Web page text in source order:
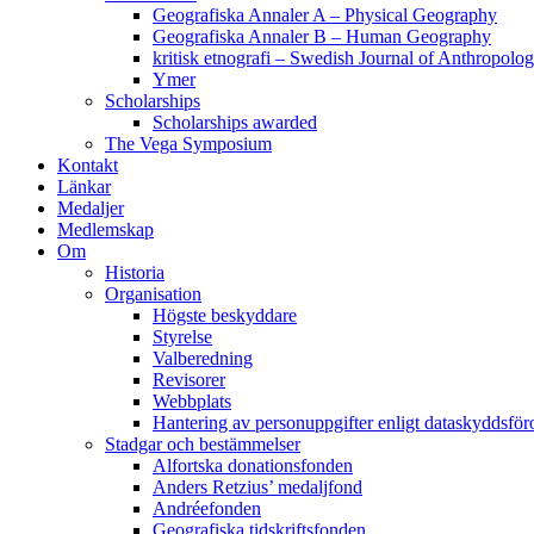
Geografiska Annaler A – Physical Geography
Geografiska Annaler B – Human Geography
kritisk etnografi – Swedish Journal of
Ymer
Scholarships
Scholarships awarded
The Vega Symposium
Kontakt
Länkar
Medaljer
Medlemskap
Om
Historia
Organisation
Högste beskyddare
Styrelse
Valberedning
Revisorer
Webbplats
Hantering av personuppgifter enligt
Stadgar och bestämmelser
Alfortska donationsfonden
Anders Retzius’ medaljfond
Andréefonden
Geografiska tidskriftsfonden